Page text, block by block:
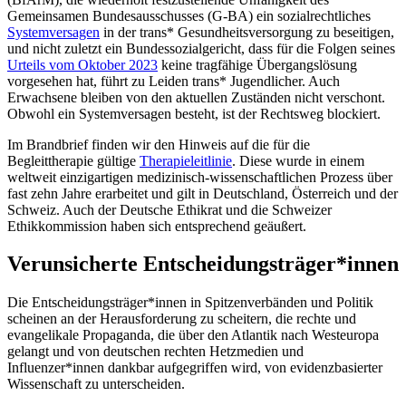
Gemeinsamen Bundesausschusses (G-BA) ein sozialrechtliches
Systemversagen in der trans* Gesundheitsversorgung zu beseitigen,
und nicht zuletzt ein Bundessozialgericht, dass für die Folgen seines
Urteils vom Oktober 2023 keine tragfähige Übergangslösung
vorgesehen hat, führt zu Leiden trans* Jugendlicher. Auch
Erwachsene bleiben von den aktuellen Zuständen nicht verschont.
Obwohl ein Systemversagen besteht, ist der Rechtsweg blockiert.
Im Brandbrief finden wir den Hinweis auf die für die
Begleittherapie gültige Therapieleitlinie. Diese wurde in einem
weltweit einzigartigen medizinisch-wissenschaftlichen Prozess über
fast zehn Jahre erarbeitet und gilt in Deutschland, Österreich und der
Schweiz. Auch der Deutsche Ethikrat und die Schweizer
Ethikkommission haben sich entsprechend geäußert.
Verunsicherte Entscheidungsträger*innen
Die Entscheidungsträger*innen in Spitzenverbänden und Politik
scheinen an der Herausforderung zu scheitern, die rechte und
evangelikale Propaganda, die über den Atlantik nach Westeuropa
gelangt und von deutschen rechten Hetzmedien und
Influenzer*innen dankbar aufgegriffen wird, von evidenzbasierter
Wissenschaft zu unterscheiden.